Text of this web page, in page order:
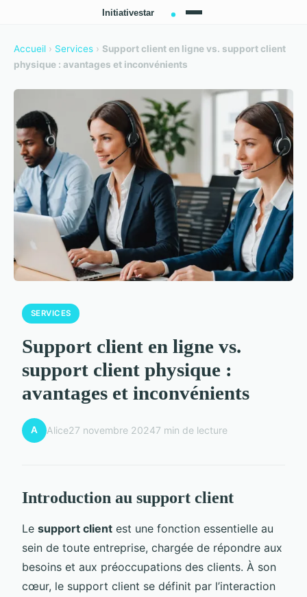
Accueil › Services › Support client en ligne vs. support client
physique : avantages et inconvénients
SERVICES
Support client en ligne vs.
support client physique :
avantages et inconvénients
A Alice27 novembre 20247 min de lecture
Introduction au support client
Le support client est une fonction essentielle au
sein de toute entreprise, chargée de répondre aux
besoins et aux préoccupations des clients. À son
cœur, le support client se définit par l’interaction